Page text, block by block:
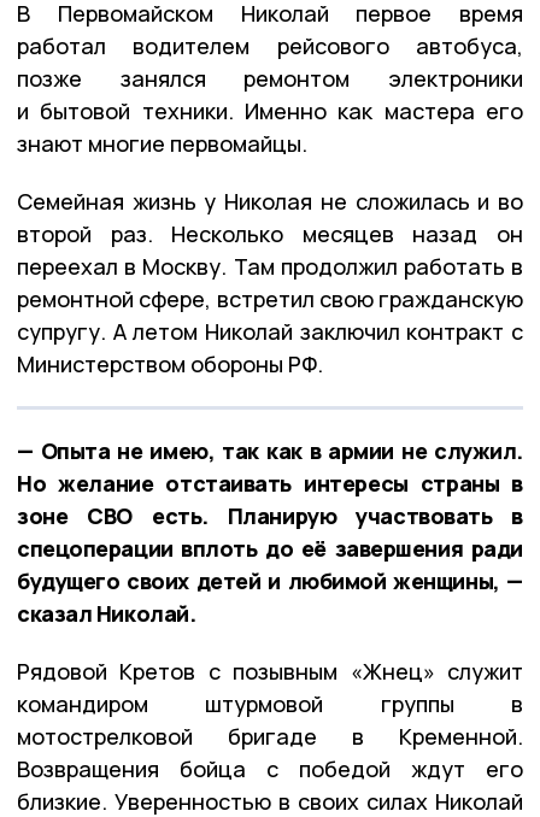
В Первомайском Николай первое время
работал водителем рейсового автобуса,
позже занялся ремонтом электроники
и бытовой техники. Именно как мастера его
знают многие первомайцы.
Семейная жизнь у Николая не сложилась и во
второй раз. Несколько месяцев назад он
переехал в Москву. Там продолжил работать в
ремонтной сфере, встретил свою гражданскую
супругу. А летом Николай заключил контракт с
Министерством обороны РФ.
— Опыта не имею, так как в армии не служил.
Но желание отстаивать интересы страны в
зоне СВО есть. Планирую участвовать в
спецоперации вплоть до её завершения ради
будущего своих детей и любимой женщины, —
сказал Николай.
Рядовой Кретов с позывным «Жнец» служит
командиром штурмовой группы в
мотострелковой бригаде в Кременной.
Возвращения бойца с победой ждут его
близкие. Уверенностью в своих силах Николай